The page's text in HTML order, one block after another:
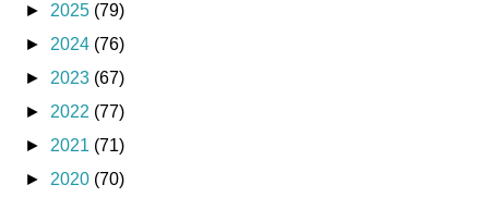
► 2025 (79)
► 2024 (76)
► 2023 (67)
► 2022 (77)
► 2021 (71)
► 2020 (70)